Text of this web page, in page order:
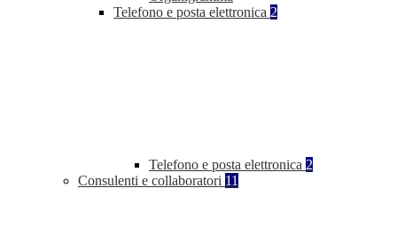
Telefono e posta elettronica 2
Telefono e posta elettronica 2
Consulenti e collaboratori 11